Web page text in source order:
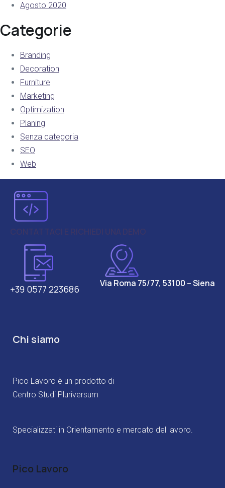
Agosto 2020
Categorie
Branding
Decoration
Furniture
Marketing
Optimization
Planing
Senza categoria
SEO
Web
CONTATTACI E RICHIEDI UNA DEMO
+39 0577 223686 Via Roma 75/77, 53100 – Siena
Chi siamo
Pico Lavoro è un prodotto di
Centro Studi Pluriversum
Specializzati in Orientamento e mercato del lavoro.
Pico Lavoro